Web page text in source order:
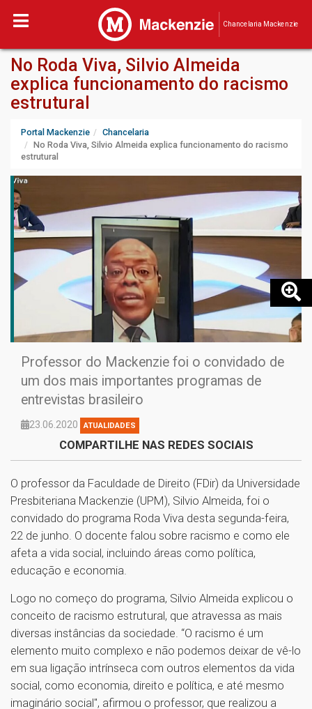
Chancelaria Mackenzie
No Roda Viva, Silvio Almeida
explica funcionamento do racismo
estrutural
Portal Mackenzie
Chancelaria
No Roda Viva, Silvio Almeida explica funcionamento do racismo
estrutural
Professor do Mackenzie foi o convidado de
um dos mais importantes programas de
entrevistas brasileiro
23.06.2020 ATUALIDADES
COMPARTILHE NAS REDES SOCIAIS
O professor da Faculdade de Direito (FDir) da Universidade
Presbiteriana Mackenzie (UPM), Silvio Almeida, foi o
convidado do programa Roda Viva desta segunda-feira,
22 de junho. O docente falou sobre racismo e como ele
afeta a vida social, incluindo áreas como política,
educação e economia.
Logo no começo do programa, Silvio Almeida explicou o
conceito de racismo estrutural, que atravessa as mais
diversas instâncias da sociedade. “O racismo é um
elemento muito complexo e não podemos deixar de vê-lo
em sua ligação intrínseca com outros elementos da vida
social, como economia, direito e política, e até mesmo
imaginário social", afirmou o professor, que realizou a